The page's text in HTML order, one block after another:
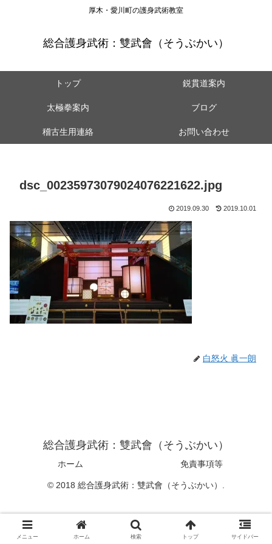
厚木・愛川町の護身武術教室
総合護身武術：雙武會（そうぶかい）
トップ 鋭貫道案内
太極拳案内 ブログ
稽古生用連絡 お問い合わせ
dsc_00235973079024076221622.jpg
2019.09.30 2019.10.01
白怒火 眞一朗
総合護身武術：雙武會（そうぶかい）
ホーム 免責事項等
© 2018 総合護身武術：雙武會（そうぶかい）.
メニュー ホーム 検索 トップ サイドバー